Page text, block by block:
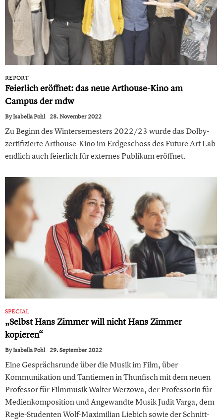
REPORT
Feierlich eröffnet: das neue Arthouse-Kino am
Campus der mdw
ByIsabella Pohl 28. November 2022
Zu Beginn des Wintersemesters 2022/23 wurde das Dolby-
zertifizierte Arthouse-Kino im Erdgeschoss des Future Art Lab
endlich auch feierlich für externes Publikum eröffnet.
SPECIAL
„Selbst Hans Zimmer will nicht Hans Zimmer
kopieren“
ByIsabella Pohl 29. September 2022
Eine Gesprächsrunde über die Musik im Film, über
Kommunikation und Tantiemen in Thunfisch mit dem neuen
Professor für Filmmusik Walter Werzowa, der Professorin für
Medienkomposition und Angewandte Musik Judit Varga, dem
Regie-Studenten Wolf-Maximilian Liebich sowie der Schnitt-